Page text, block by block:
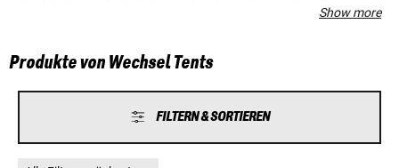
Show more
Produkte von Wechsel Tents
FILTERN & SORTIEREN